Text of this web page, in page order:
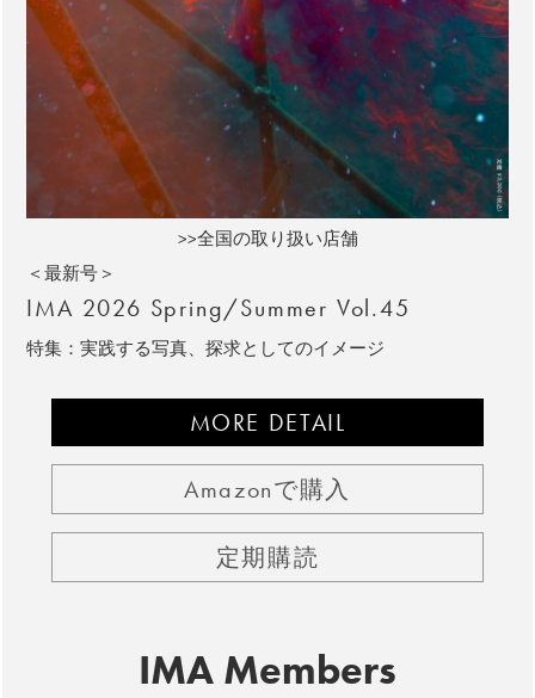
>>全国の取り扱い店舗
＜最新号＞
IMA 2026 Spring/Summer Vol.45
特集：実践する写真、探求としてのイメージ
MORE DETAIL
Amazonで購入
定期購読
IMA Members